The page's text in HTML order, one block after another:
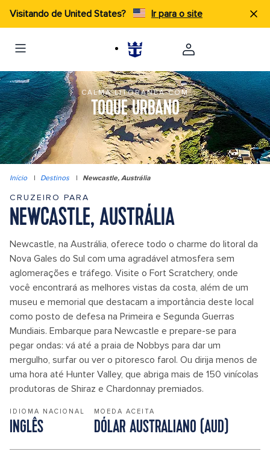
Visitando de United States? Ir para o site
CALMA LITORÂNEA COM
TOQUE URBANO
Início | Destinos | Newcastle, Austrália
CRUZEIRO PARA
NEWCASTLE, AUSTRÁLIA
Newcastle, na Austrália, oferece todo o charme do litoral da
Nova Gales do Sul com uma agradável atmosfera sem
aglomerações e tráfego. Visite o Fort Scratchery, onde
você encontrará as melhores vistas da costa, além de um
museu e memorial que destacam a importância deste local
como posto de defesa na Primeira e Segunda Guerras
Mundiais. Embarque para Newcastle e prepare-se para
pegar ondas: vá até a praia de Nobbys para dar um
mergulho, surfar ou ver o pitoresco farol. Ou dirija menos de
uma hora até Hunter Valley, que abriga mais de 150 vinícolas
produtoras de Shiraz e Chardonnay premiados.
IDIOMA NACIONAL
INGLÊS
MOEDA ACEITA
DÓLAR AUSTRALIANO (AUD)